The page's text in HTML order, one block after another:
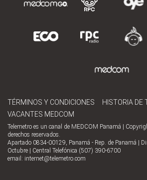
TÉRMINOS Y CONDICIONES
HISTORIA DE
VACANTES MEDCOM
Telemetro es un canal de MEDCOM Panamá |
derechos reservados.
Apartado 0834-00129, Panamá - Rep. de Panamá |
Octubre | Central Telefónica (507) 390-6700
email: internet@telemetro.com